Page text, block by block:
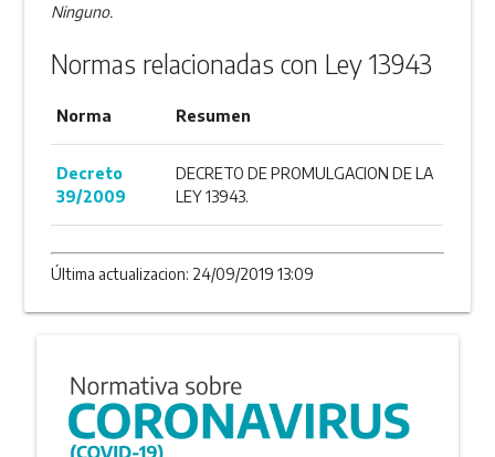
Ninguno.
Normas relacionadas con Ley 13943
Norma Resumen
Decreto
39/2009
DECRETO DE PROMULGACION DE LA
LEY 13943.
Última actualizacion: 24/09/2019 13:09